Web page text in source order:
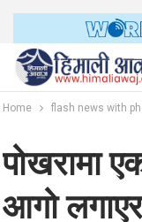
Home flash news with
पोखरामा
आगो